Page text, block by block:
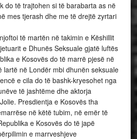
do të trajtohen si të barabarta as në
mes tjerash dhe me të drejtë zyrtari
të martën në takimin e Këshillit
e Dhunës Seksuale gjatë luftës
e Kosovës do të marrë pjesë në
lartë në Londër mbi dhunën seksuale
e cila do të bashk-kryesohet nga
të jashtëme dhe aktorja
Presdientja e Kosovës tha
në këtë tubim, në emër të
e Kosovës do të japë
e marrveshjeve